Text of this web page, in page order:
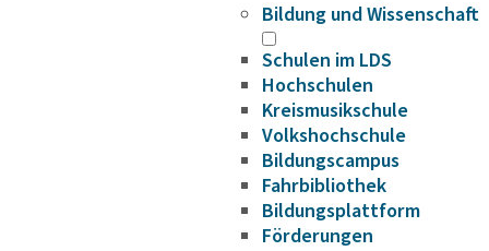
Bildung und Wissenschaft
Schulen im LDS
Hochschulen
Kreismusikschule
Volkshochschule
Bildungscampus
Fahrbibliothek
Bildungsplattform
Förderungen